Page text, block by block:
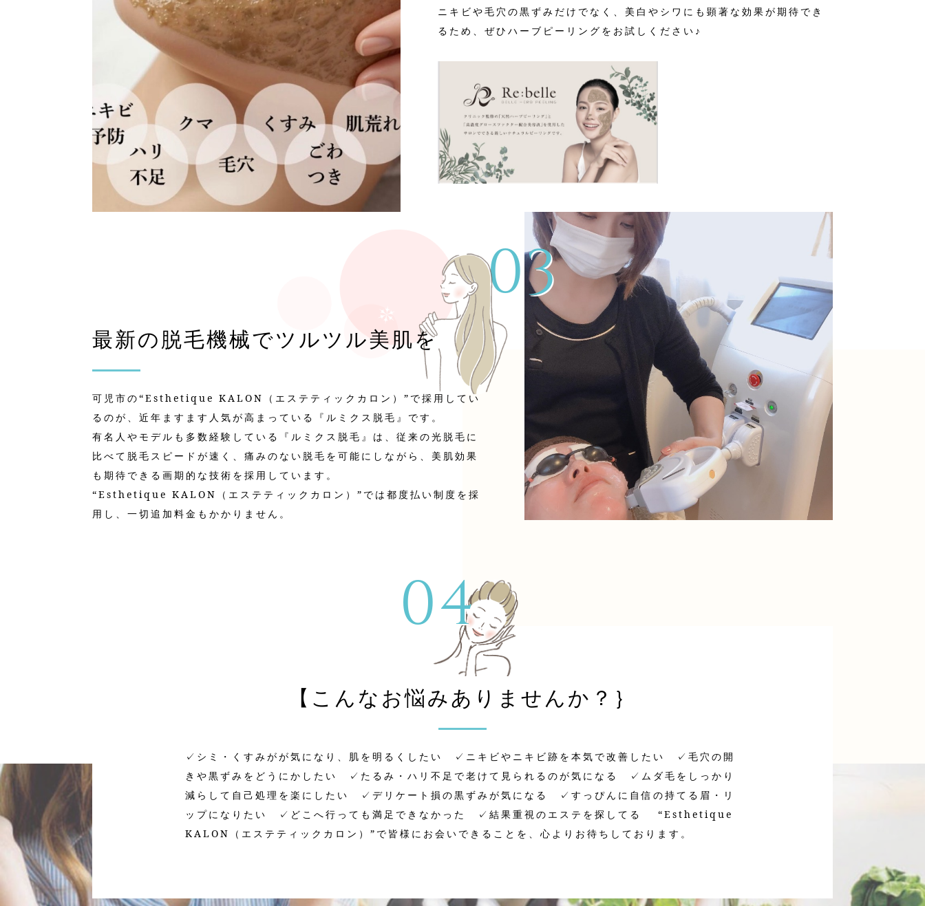
ニキビや毛穴の黒ずみだけでなく、美白やシワにも顕著な効果が期待でき
るため、ぜひハーブピーリングをお試しください♪
03
最新の脱毛機械でツルツル美肌を
可児市の“Esthetique KALON（エステティックカロン）”で採用してい
るのが、近年ますます人気が高まっている『ルミクス脱毛』です。
有名人やモデルも多数経験している『ルミクス脱毛』は、従来の光脱毛に
比べて脱毛スピードが速く、痛みのない脱毛を可能にしながら、美肌効果
も期待できる画期的な技術を採用しています。
“Esthetique KALON（エステティックカロン）”では都度払い制度を採
用し、一切追加料金もかかりません。
【こんなお悩みありませんか？｝
✓シミ・くすみがが気になり、肌を明るくしたい ✓ニキビやニキビ跡を本気で改善したい ✓毛穴の開
きや黒ずみをどうにかしたい ✓たるみ・ハリ不足で老けて見られるのが気になる ✓ムダ毛をしっかり
減らして自己処理を楽にしたい ✓デリケート損の黒ずみが気になる ✓すっぴんに自信の持てる眉・リ
ップになりたい ✓どこへ行っても満足できなかった ✓結果重視のエステを探してる “Esthetique
KALON（エステティックカロン）”で皆様にお会いできることを、心よりお待ちしております。